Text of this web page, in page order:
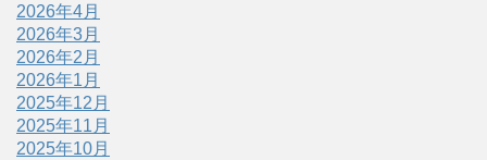
2026年4月
2026年3月
2026年2月
2026年1月
2025年12月
2025年11月
2025年10月